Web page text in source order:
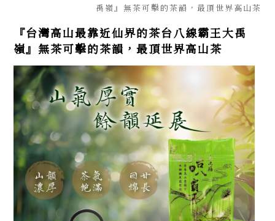
禹嶺』無茶可擊的茶韻，最頂世界高山茶
『台灣高山最靠近仙界的茶台八線霸王大禹
嶺』無茶可擊的茶韻，最頂世界高山茶